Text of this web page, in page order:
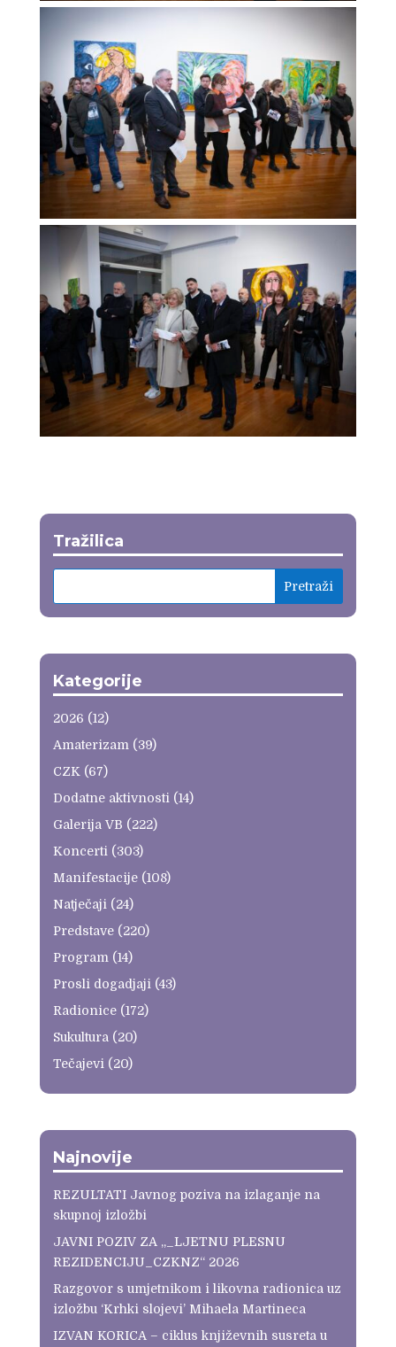
Tražilica
Kategorije
2026 (12)
Amaterizam (39)
CZK (67)
Dodatne aktivnosti (14)
Galerija VB (222)
Koncerti (303)
Manifestacije(108)
Natječaji (24)
Predstave(220)
Program (14)
Prosli dogadjaji (43)
Radionice(172)
Sukultura (20)
Tečajevi (20)
Najnovije
REZULTATI Javnog poziva na izlaganje na
skupnoj izložbi
JAVNI POZIV ZA „_LJETNU PLESNU
REZIDENCIJU_CZKNZ“ 2026
Razgovor s umjetnikom i likovna radionica uz
izložbu ‘Krhki slojevi’ Mihaela Martineca
IZVAN KORICA – ciklus književnih susreta u